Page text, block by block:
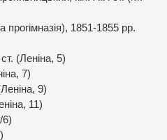
прогімназія), 1851-1855 рр.
(Леніна, 5)
7)
9)
11)
6)